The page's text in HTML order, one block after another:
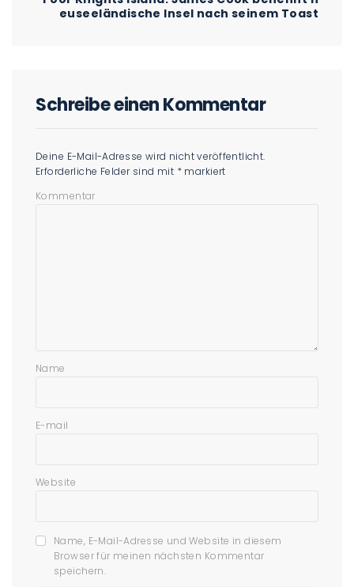
euseeländische Insel nach seinem Toast
Schreibe einen Kommentar
Deine E-Mail-Adresse wird nicht veröffentlicht.
Erforderliche Felder sind mit * markiert
Kommentar
Name
E-mail
Website
Name, E-Mail-Adresse und Website in diesem
Browser für meinen nächsten Kommentar
speichern.